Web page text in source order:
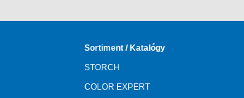
Sortiment / Katalógy
STORCH
COLOR EXPERT